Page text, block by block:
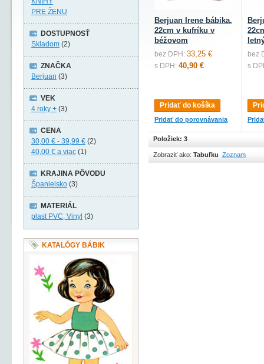
Berjuan Irene bábika,
22cm v kufríku v
béžovom
bez DPH: 33,25 €
s DPH: 40,90 €
Pridať do košíka
Pridať do porovnávania
bez
s
Položiek: 3
Zobraziť ako: Tabuľku Zoznam
PRE ŽENU
DOSTUPNOSŤ
Skladom (2)
ZNAČKA
Berjuan (3)
VEK
4 roky + (3)
CENA
30,00 € - 39,99 € (2)
40,00 € a viac (1)
KRAJINA PÔVODU
Španielsko (3)
MATERIÁL
plast PVC, Vinyl (3)
KATALÓGY BÁBIK